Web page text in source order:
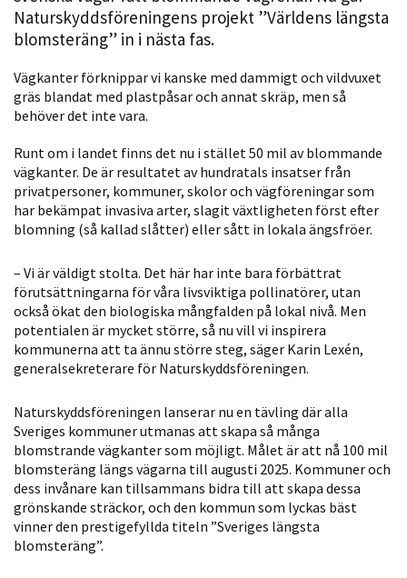
Naturskyddsföreningens projekt ”Världens längsta
blomsteräng” in i nästa fas.
Vägkanter förknippar vi kanske med dammigt och vildvuxet
gräs blandat med plastpåsar och annat skräp, men så
behöver det inte vara.
Runt om i landet finns det nu i stället 50 mil av blommande
vägkanter. De är resultatet av hundratals insatser från
privatpersoner, kommuner, skolor och vägföreningar som
har bekämpat invasiva arter, slagit växtligheten först efter
blomning (så kallad slåtter) eller sått in lokala ängsfröer.
– Vi är väldigt stolta. Det här har inte bara förbättrat
förutsättningarna för våra livsviktiga pollinatörer, utan
också ökat den biologiska mångfalden på lokal nivå. Men
potentialen är mycket större, så nu vill vi inspirera
kommunerna att ta ännu större steg, säger Karin Lexén,
generalsekreterare för Naturskyddsföreningen.
Naturskyddsföreningen lanserar nu en tävling där alla
Sveriges kommuner utmanas att skapa så många
blomstrande vägkanter som möjligt. Målet är att nå 100 mil
blomsteräng längs vägarna till augusti 2025. Kommuner och
dess invånare kan tillsammans bidra till att skapa dessa
grönskande sträckor, och den kommun som lyckas bäst
vinner den prestigefyllda titeln ”Sveriges längsta
blomsteräng”.
Dessa kakor
går inte att
välja bort. De
behövs för
över huvud
taget ska
fungera.
Statistik
kunna
förbättra
hemsidans
funktionalitet
och
uppbyggnad,